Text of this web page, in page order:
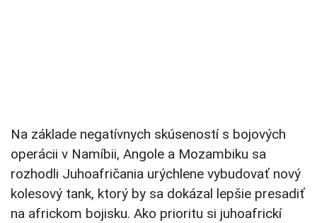
Na základe negatívnych skúseností s bojových
operácii v Namíbii, Angole a Mozambiku sa
rozhodli Juhoafričania urýchlene vybudovať nový
kolesový tank, ktorý by sa dokázal lepšie presadiť
na africkom bojisku. Ako prioritu si juhoafrickí